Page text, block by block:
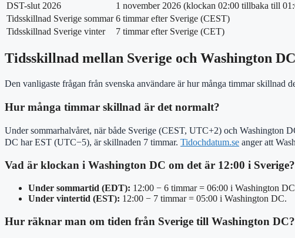
DST-slut 2026
1 november 2026 (klockan 02:00 tillbaka till
Tidsskillnad Sverige sommar 6 timmar efter Sverige (CEST)
Tidsskillnad Sverige vinter
7 timmar efter Sverige (CET)
Tidsskillnad mellan Sverige och Washington DC
Den vanligaste frågan från svenska användare är hur många timmar skillnad
Hur många timmar skillnad är det normalt?
Under sommarhalvåret, när både Sverige (CEST, UTC+2) och Washington
DC har EST (UTC−5), är skillnaden 7 timmar. Tidochdatum.se anger att
Vad är klockan i Washington DC om det är 12:00 i Sverige?
Under sommartid (EDT): 12:00 − 6 timmar = 06:00 i Washington
Under vintertid (EST): 12:00 − 7 timmar = 05:00 i Washington DC.
Hur räknar man om tiden från Sverige till Washington DC?